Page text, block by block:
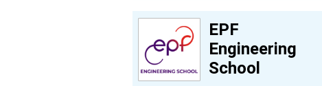
EPF
Engineering
School